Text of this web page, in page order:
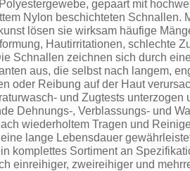
gepaart mit
Nylon beschichteten Schnallen.
lösen sie wirksam häufige
Hautirritationen, schlechte
Schnallen zeichnen sich durch
aus, die selbst nach langem,
oder Reibung auf der Haut
und Zugtests
Dehnungs-, Verblassungs- und
wiederholtem Tragen und
lange Lebensdauer
komplettes Sortiment an
einreihiger, zweireihiger und